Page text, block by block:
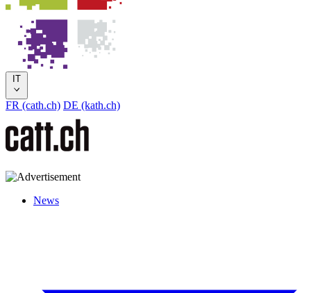
IT
FR (cath.ch) DE (kath.ch)
News